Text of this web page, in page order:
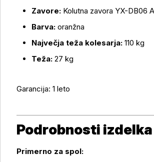
Zavore: Kolutna zavora YX-DB06
Barva: oranžna
Največja teža kolesarja: 110 kg
Teža: 27 kg
Garancija: 1 leto
Podrobnosti izdelka
Primerno za spol: